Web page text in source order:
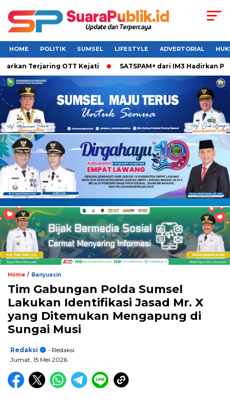
HOME POLITIK SUMSEL LIFESTYLE ADVERTORIAL
Terjaring OTT Kejati SATSPAM+ dari IM3 Hadirkan
Home / Banyuasin
Tim Gabungan Polda Sumsel
Lakukan Identifikasi Jasad Mr. X
yang Ditemukan Mengapung di
Sungai Musi
Redaksi
- Redaksi
Jumat, 15 Mei 2026